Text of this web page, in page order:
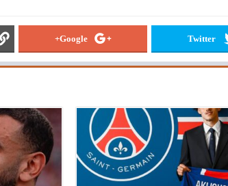
Twitter
Google+